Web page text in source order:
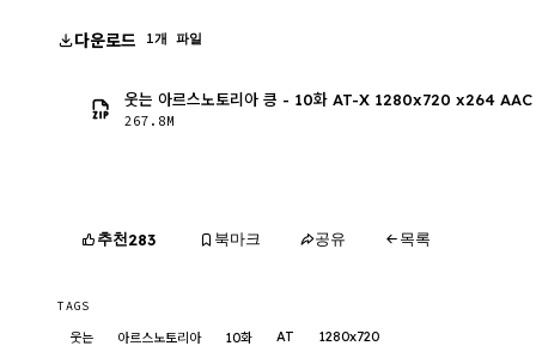
다운로드 1개 파일
웃는 아르스노토리아 킁 - 10화 AT-X 1280x720 x264 AAC
267.8M
추천283 북마크 공유 목록
TAGS
웃는 아르스노토리아 10화 AT 1280x720